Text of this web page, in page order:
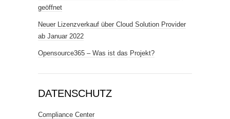
geöffnet
Neuer Lizenzverkauf über Cloud Solution Provider
ab Januar 2022
Opensource365 – Was ist das Projekt?
DATENSCHUTZ
Compliance Center